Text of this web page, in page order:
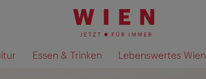
Essen & Trinken Lebenswertes Wien